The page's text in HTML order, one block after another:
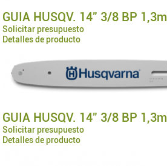
GUIA HUSQV. 14" 3/8 BP
Solicitar presupuesto
Detalles de producto
GUIA HUSQV. 14" 3/8 BP
Solicitar presupuesto
Detalles de producto